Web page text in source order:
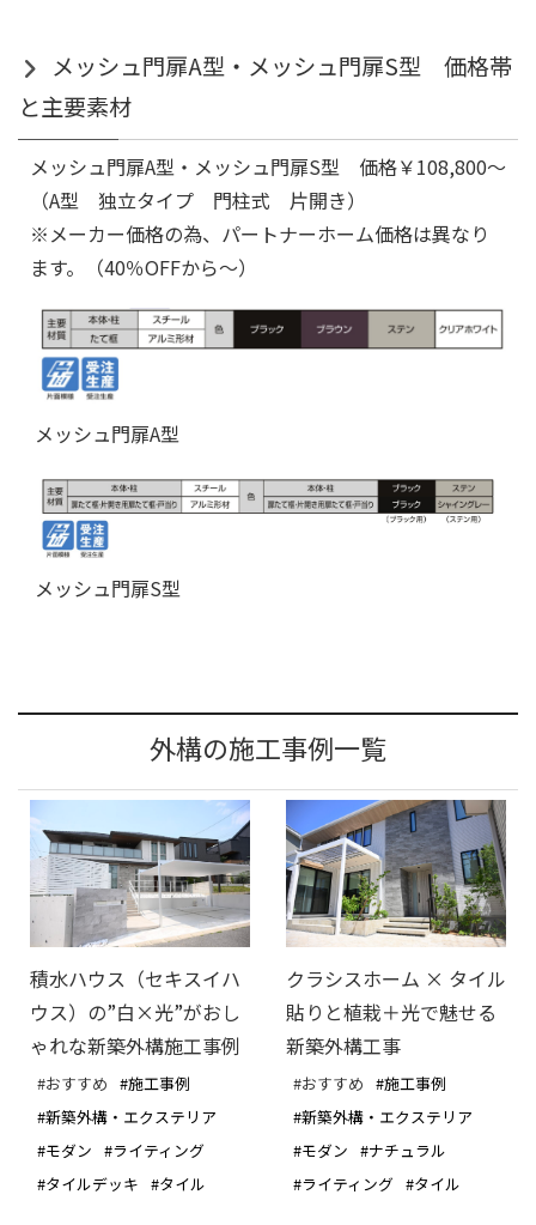
メッシュ門扉A型・メッシュ門扉S型 価格帯
と主要素材
メッシュ門扉A型・メッシュ門扉S型 価格￥108,800～
（A型 独立タイプ 門柱式 片開き）
※メーカー価格の為、パートナーホーム価格は異なり
ます。（40％OFFから～）
メッシュ門扉A型
メッシュ門扉S型
外構の施工事例一覧
積水ハウス（セキスイハ
ウス）の”白×光”がおし
ゃれな新築外構施工事例
#おすすめ #施工事例
#新築外構・エクステリア
#モダン #ライティング
#タイルデッキ #タイル
クラシスホーム × タイル
貼りと植栽＋光で魅せる
新築外構工事
#おすすめ #施工事例
#新築外構・エクステリア
#モダン #ナチュラル
#ライティング #タイル